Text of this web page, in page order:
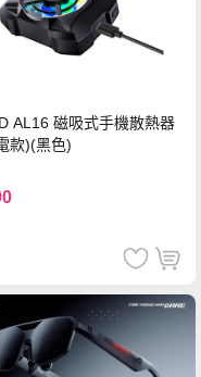
AL16 磁吸式手機散熱器
款)(黑色)